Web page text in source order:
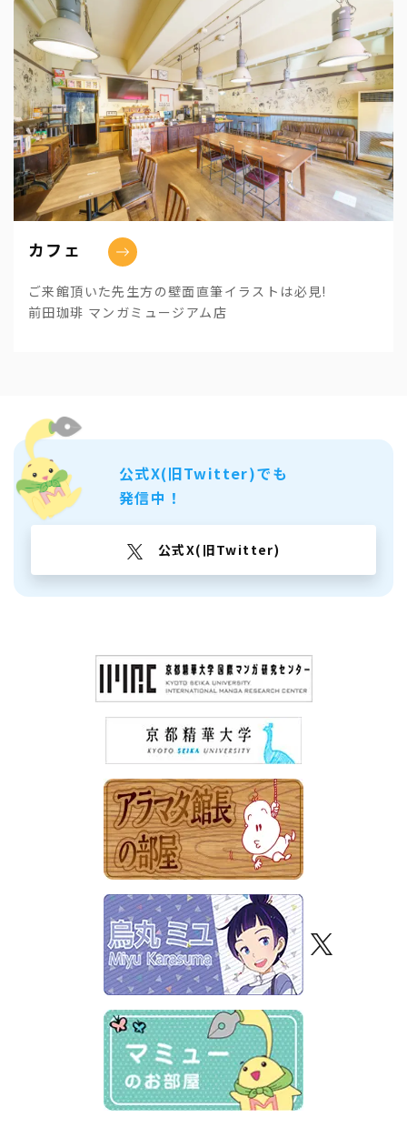
カフェ
ご来館頂いた先生方の壁面直筆イラストは必見!
前田珈琲 マンガミュージアム店
公式X(旧Twitter)でも
発信中！
公式X(旧Twitter)